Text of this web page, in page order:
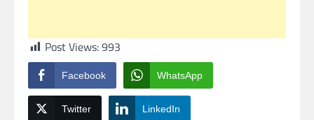
Post Views:993
Facebook WhatsApp
Twitter LinkedIn